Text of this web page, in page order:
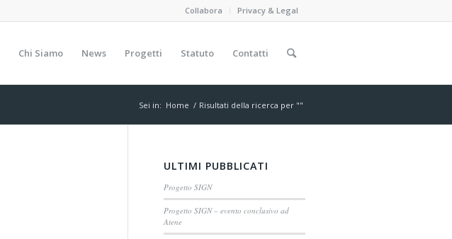
Collabora Privacy & Legal
Chi Siamo News Progetti Statuto Contatti
Sei in: Home / Risultati della ricerca per ""
ULTIMI PUBBLICATI
Progetto SIGN
Progetto SIGN – evento conclusivo ad
Atene